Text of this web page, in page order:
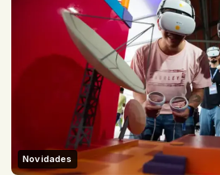
Novidades